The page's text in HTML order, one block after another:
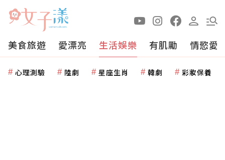
美食旅遊 愛漂亮 生活娛樂 有肌勵 情慾愛
心理測驗 陸劇 星座生肖 韓劇 彩妝保養